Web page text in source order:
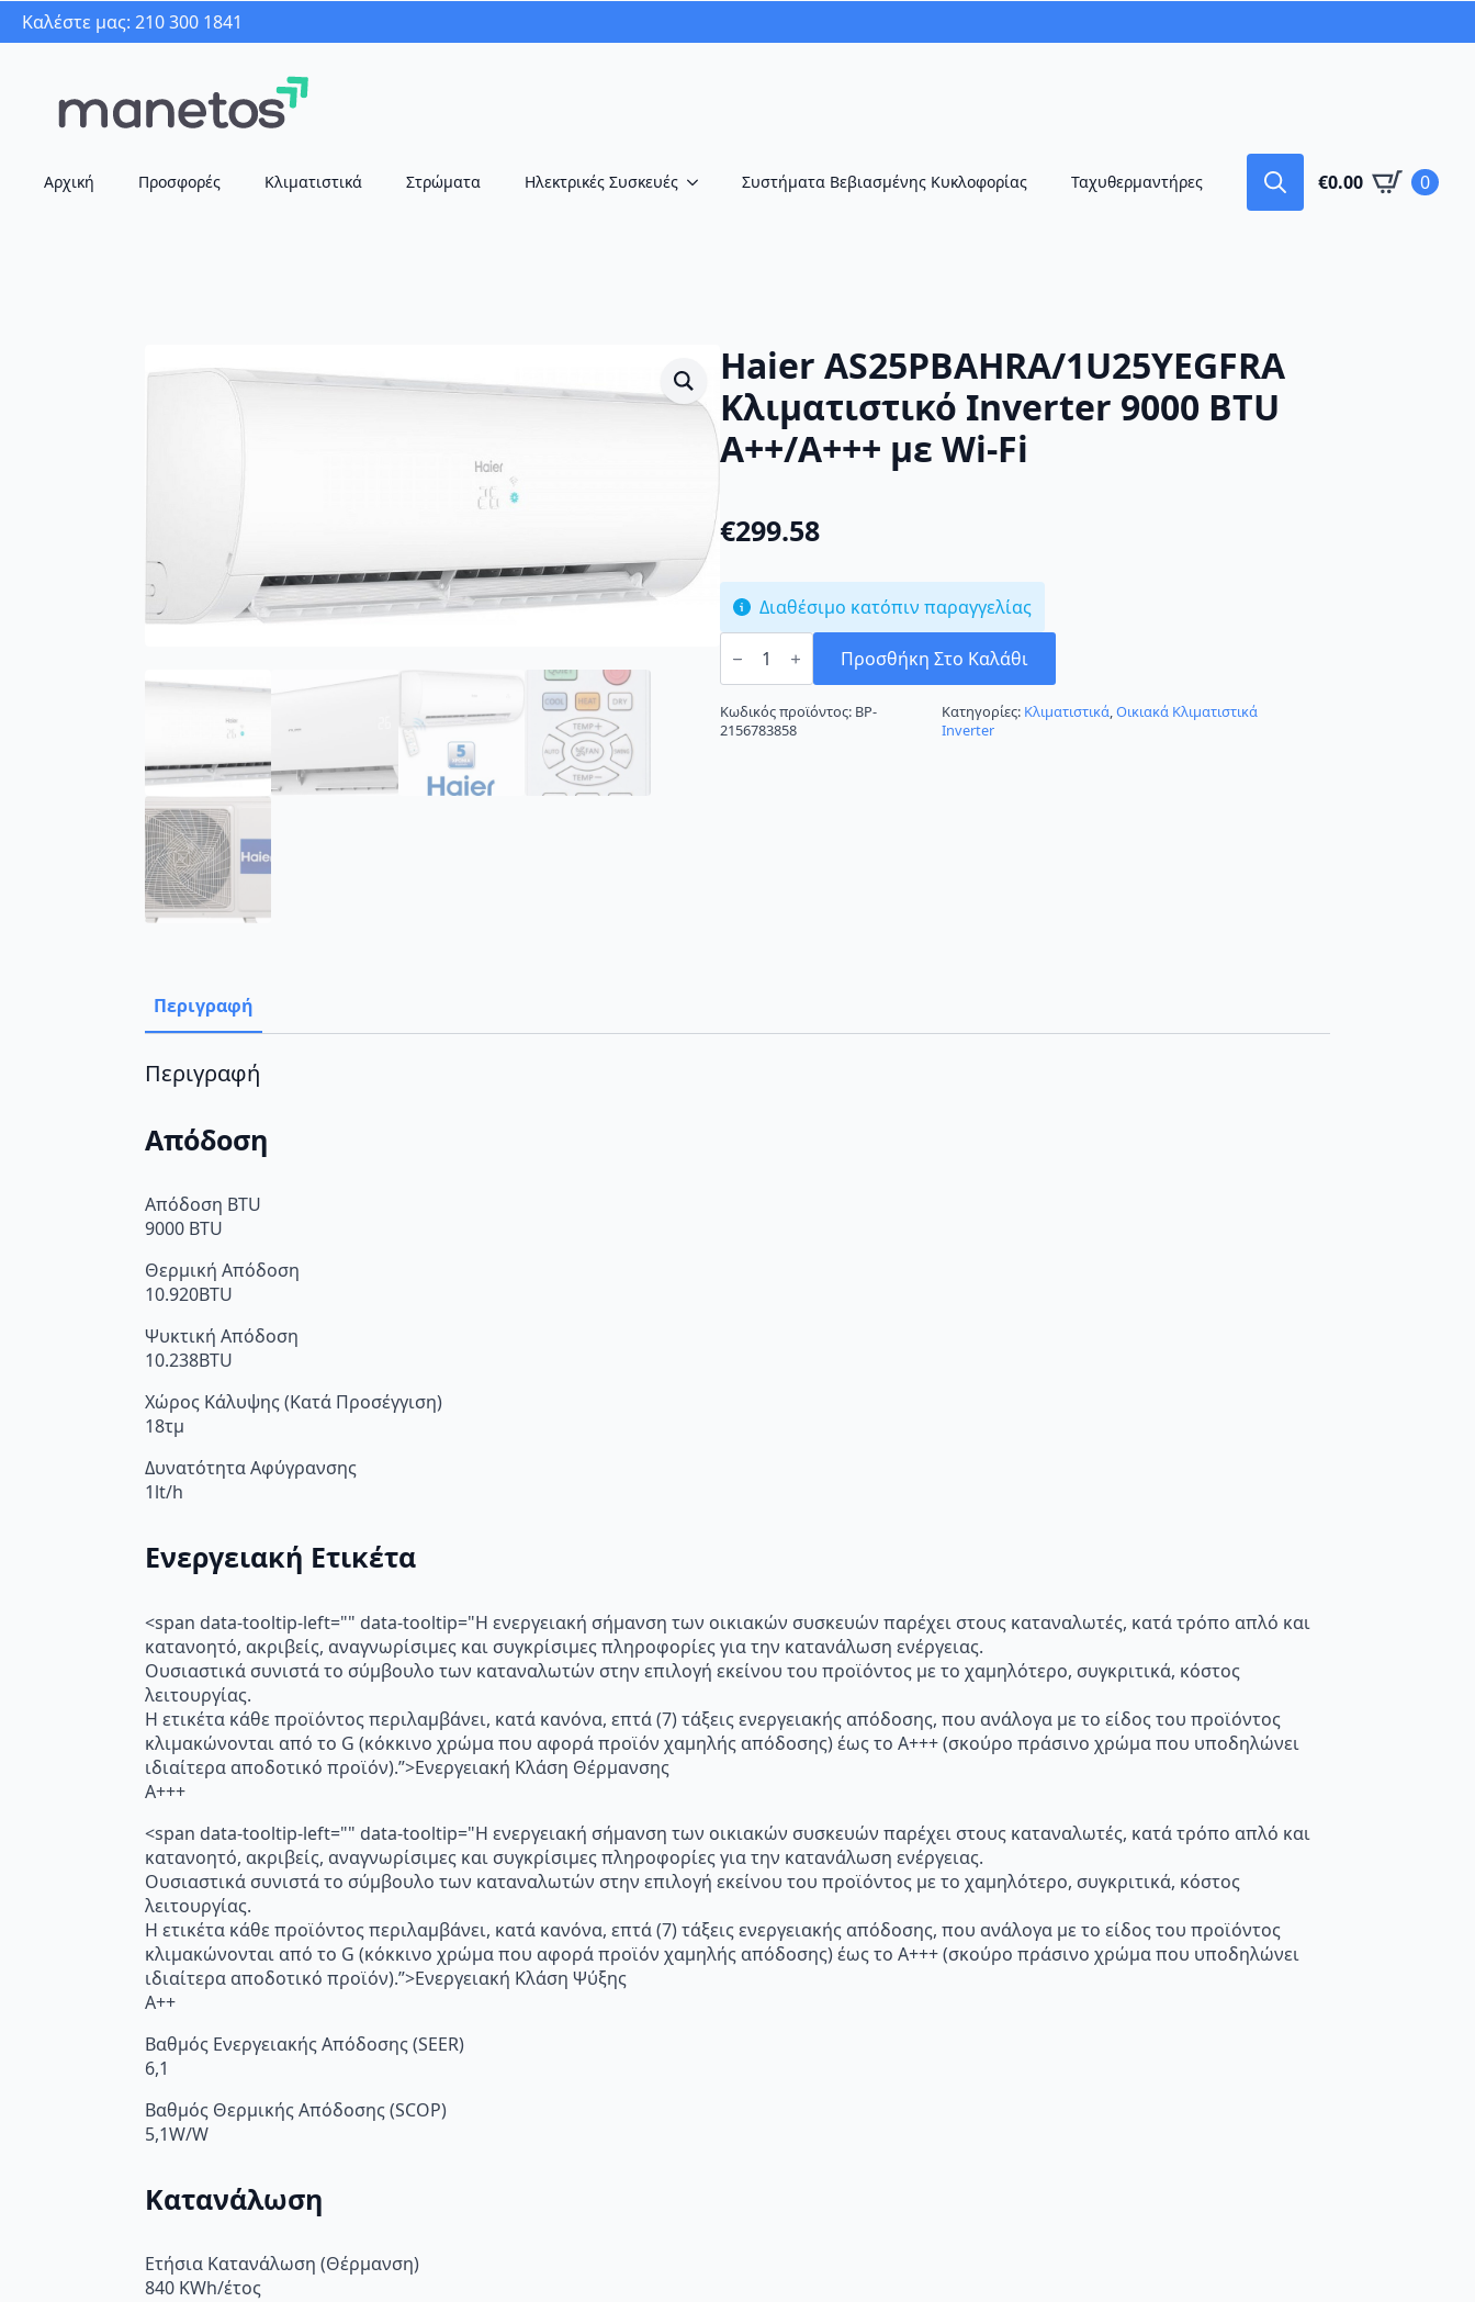
Καλέστε μας: 210 300 1841
Αρχική Προσφορές Κλιματιστικά Στρώματα Ηλεκτρικές Συσκευές Συστήματα Βεβιασμένης Κυκλοφορίας Ταχυθερμαντήρες €0.00 0
Haier AS25PBAHRA/1U25YEGFRA
Κλιματιστικό Inverter 9000 BTU
A++/A+++ με Wi-Fi
€299.58
Διαθέσιμο κατόπιν παραγγελίας
Haier
AS25PBAHRA/1U25YEGFRA
Inverter
9000
BTU
Προσθήκη Στο Καλάθι
Κωδικός προϊόντος: BP-
2156783858
Κατηγορίες: Κλιματιστικά,Οικιακά Κλιματιστικά
Inverter
Περιγραφή
Περιγραφή
Απόδοση
Απόδοση BTU
9000 BTU
Θερμική Απόδοση
10.920BTU
Ψυκτική Απόδοση
10.238BTU
Χώρος Κάλυψης (Κατά Προσέγγιση)
18τμ
Δυνατότητα Αφύγρανσης
1lt/h
Ενεργειακή Ετικέτα
<span data-tooltip-left="" data-tooltip="Η ενεργειακή σήμανση των οικιακών συσκευών παρέχει στους καταναλωτές, κατά τρόπο απλό και
κατανοητό, ακριβείς, αναγνωρίσιμες και συγκρίσιμες πληροφορίες για την κατανάλωση ενέργειας.
Ουσιαστικά συνιστά το σύμβουλο των καταναλωτών στην επιλογή εκείνου του προϊόντος με το χαμηλότερο, συγκριτικά, κόστος
λειτουργίας.
Η ετικέτα κάθε προϊόντος περιλαμβάνει, κατά κανόνα, επτά (7) τάξεις ενεργειακής απόδοσης, που ανάλογα με το είδος του προϊόντος
κλιμακώνονται από το G (κόκκινο χρώμα που αφορά προϊόν χαμηλής απόδοσης) έως το Α+++ (σκούρο πράσινο χρώμα που υποδηλώνει
ιδιαίτερα αποδοτικό προϊόν).”>Ενεργειακή Κλάση Θέρμανσης
A+++
<span data-tooltip-left="" data-tooltip="Η ενεργειακή σήμανση των οικιακών συσκευών παρέχει στους καταναλωτές, κατά τρόπο απλό και
κατανοητό, ακριβείς, αναγνωρίσιμες και συγκρίσιμες πληροφορίες για την κατανάλωση ενέργειας.
Ουσιαστικά συνιστά το σύμβουλο των καταναλωτών στην επιλογή εκείνου του προϊόντος με το χαμηλότερο, συγκριτικά, κόστος
λειτουργίας.
Η ετικέτα κάθε προϊόντος περιλαμβάνει, κατά κανόνα, επτά (7) τάξεις ενεργειακής απόδοσης, που ανάλογα με το είδος του προϊόντος
κλιμακώνονται από το G (κόκκινο χρώμα που αφορά προϊόν χαμηλής απόδοσης) έως το Α+++ (σκούρο πράσινο χρώμα που υποδηλώνει
ιδιαίτερα αποδοτικό προϊόν).”>Ενεργειακή Κλάση Ψύξης
A++
Βαθμός Ενεργειακής Απόδοσης (SEER)
6,1
Βαθμός Θερμικής Απόδοσης (SCOP)
5,1W/W
Κατανάλωση
Ετήσια Κατανάλωση (Θέρμανση)
840 KWh/έτος